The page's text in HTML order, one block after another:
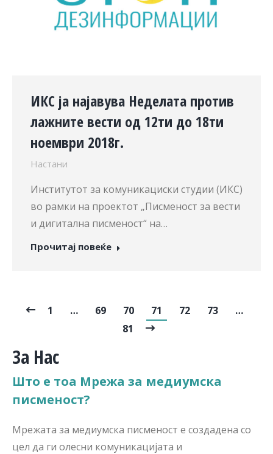
ИКС ја најавува Неделата против
лажните вести од 12ти до 18ти
ноември 2018г.
Настани
Институтот за комуникациски студии (ИКС)
во рамки на проектот „Писменост за вести
и дигитална писменост“ на…
Прочитај повеќе
1 … 69 70 71 72 73
…
81
За Нас
Што е тоа Мрежа за медиумска
писменост?
Мрежата за медиумска писменост е создадена со
цел да ги олесни комуникацијата и